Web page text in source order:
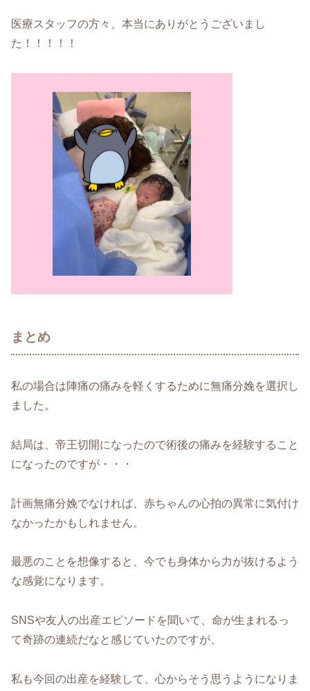
医療スタッフの方々、本当にありがとうございまし
た！！！！！
まとめ
私の場合は陣痛の痛みを軽くするために無痛分娩を選択し
ました。
結局は、帝王切開になったので術後の痛みを経験すること
になったのですが・・・
計画無痛分娩でなければ、赤ちゃんの心拍の異常に気付け
なかったかもしれません。
最悪のことを想像すると、今でも身体から力が抜けるよう
な感覚になります。
SNSや友人の出産エピソードを聞いて、命が生まれるっ
て奇跡の連続だなと感じていたのですが、
私も今回の出産を経験して、心からそう思うようになりま